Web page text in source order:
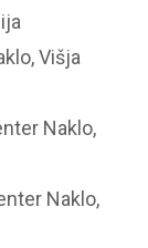
Višja
Naklo,
Naklo,